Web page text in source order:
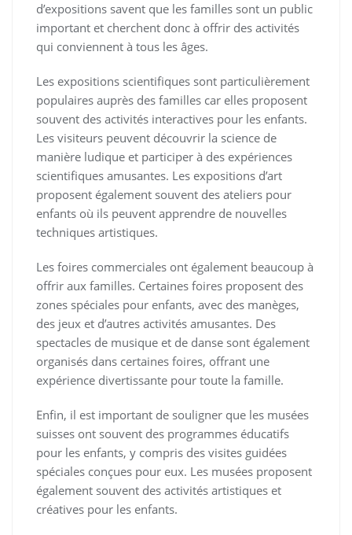
d’expositions savent que les familles sont un public
important et cherchent donc à offrir des activités
qui conviennent à tous les âges.
Les expositions scientifiques sont particulièrement
populaires auprès des familles car elles proposent
souvent des activités interactives pour les enfants.
Les visiteurs peuvent découvrir la science de
manière ludique et participer à des expériences
scientifiques amusantes. Les expositions d’art
proposent également souvent des ateliers pour
enfants où ils peuvent apprendre de nouvelles
techniques artistiques.
Les foires commerciales ont également beaucoup à
offrir aux familles. Certaines foires proposent des
zones spéciales pour enfants, avec des manèges,
des jeux et d’autres activités amusantes. Des
spectacles de musique et de danse sont également
organisés dans certaines foires, offrant une
expérience divertissante pour toute la famille.
Enfin, il est important de souligner que les musées
suisses ont souvent des programmes éducatifs
pour les enfants, y compris des visites guidées
spéciales conçues pour eux. Les musées proposent
également souvent des activités artistiques et
créatives pour les enfants.